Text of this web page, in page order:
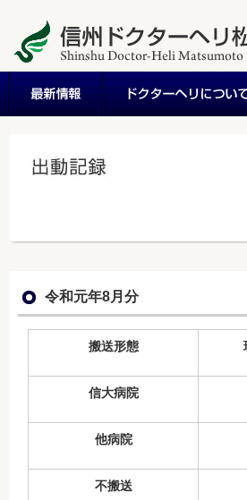
令和元年8月分
搬送形態
信大病院
他病院
不搬送